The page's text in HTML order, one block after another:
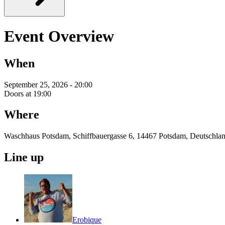
Event Overview
When
September 25, 2026 - 20:00
Doors at 19:00
Where
Waschhaus Potsdam, Schiffbauergasse 6, 14467 Potsdam,
Line up
Erobique